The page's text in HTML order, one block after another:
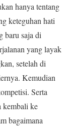
hanya tentang
keteguhan hati
baru saja di
yang layak
setelah di
Kemudian
Serta
kembali ke
bagaimana